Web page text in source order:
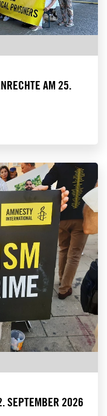
AM 25.
SEPTEMBER 2026